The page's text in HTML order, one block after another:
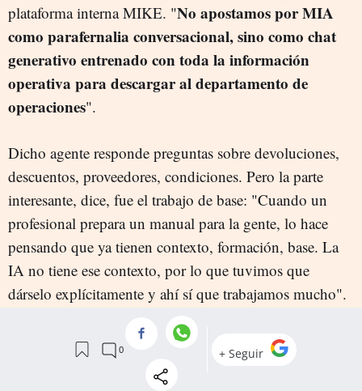
plataforma interna MIKE. "No apostamos por MIA
como parafernalia conversacional, sino como chat
generativo entrenado con toda la información
operativa para descargar al departamento de
operaciones".
Dicho agente responde preguntas sobre devoluciones,
descuentos, proveedores, condiciones. Pero la parte
interesante, dice, fue el trabajo de base: "Cuando un
profesional prepara un manual para la gente, lo hace
pensando que ya tienen contexto, formación, base. La
IA no tiene ese contexto, por lo que tuvimos que
dárselo explícitamente y ahí sí que trabajamos mucho".
Después conectaron las APIs internas (clientes,
expedientes, presupuestos, producto) yel agente pasó
a tener acceso a esa información en tiempo real, en